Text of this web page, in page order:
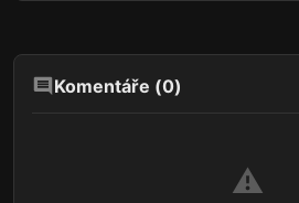
Komentáře (0)
⚠️